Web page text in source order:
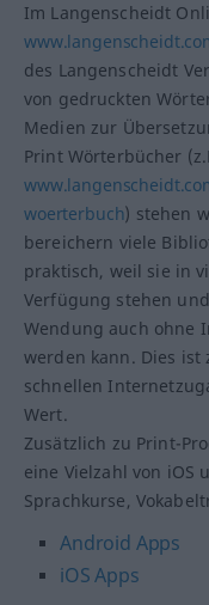
Im Langenscheidt
des Langenscheidt
von gedruckten
Medien zur
Print Wörterbücher
woerterbuch) stehen
bereichern viele
praktisch, weil sie in
Verfügung stehen
Wendung auch ohne
werden kann. Dies ist
schnellen
Wert.
Zusätzlich zu Print-
eine Vielzahl von iOS
Sprachkurse,
Android Apps
iOS Apps